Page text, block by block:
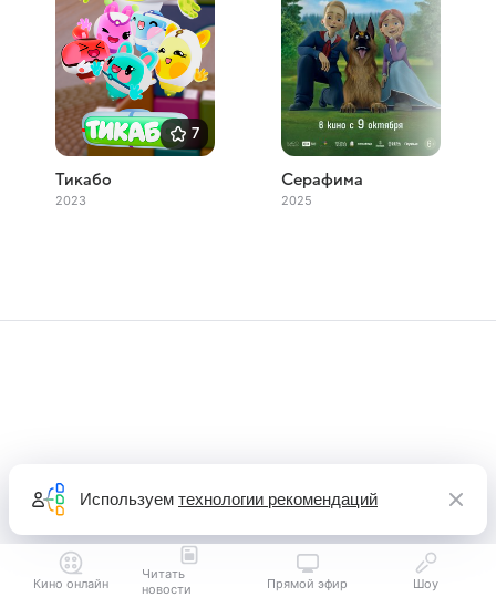
7
Тикабо
2023
Серафима
2025
Кино онлайн
Читать
новости
Прямой эфир Шоу
Используем технологии рекомендаций